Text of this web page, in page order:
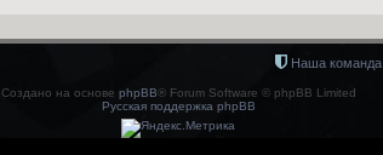
Наша команда
Создано на основе phpBB® Forum Software © phpBB Limited
Русская поддержка phpBB